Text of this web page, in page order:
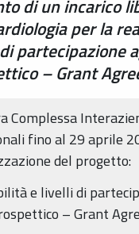
di un incarico
per la
– Grant
fino al 29 aprile
del progetto:
e livelli di
– Grant